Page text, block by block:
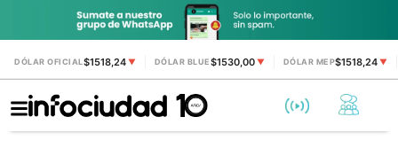
DÓLAR OFICIAL$1518,24 ▼ DÓLAR BLUE$1530,00 ▼ DÓLAR MEP$1518,24▼